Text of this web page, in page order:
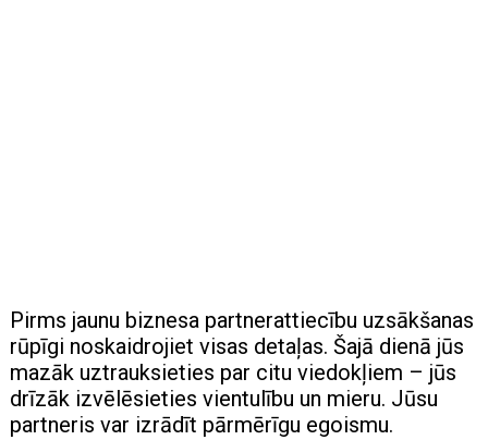
Pirms jaunu biznesa partnerattiecību uzsākšanas
rūpīgi noskaidrojiet visas detaļas. Šajā dienā jūs
mazāk uztrauksieties par citu viedokļiem – jūs
drīzāk izvēlēsieties vientulību un mieru. Jūsu
partneris var izrādīt pārmērīgu egoismu.